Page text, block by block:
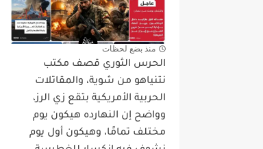
منذ بضع لحظات
الحرس الثوري قصف مكتب
نتنياهو من شوية، والمقاتلات
الحربية الأمريكية بتقع زي الرز،
وواضح إن النهارده هيكون يوم
مختلف تمامًا، وهيكون أول يوم